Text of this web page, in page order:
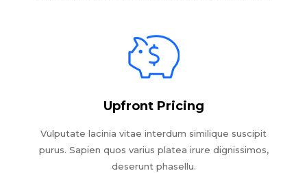
Upfront Pricing
Vulputate lacinia vitae interdum similique suscipit
purus. Sapien quos varius platea irure dignissimos,
deserunt phasellu.